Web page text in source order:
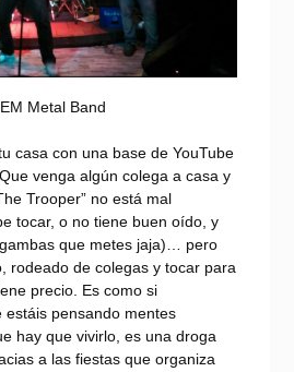
Metal Band
casa con una base de YouTube
venga algún colega a casa y
Trooper” no está mal
tocar, o no tiene buen oído, y
que metes jaja)… pero
rodeado de colegas y tocar para
precio. Es como si
pensando mentes
hay que vivirlo, es una droga
a las fiestas que organiza